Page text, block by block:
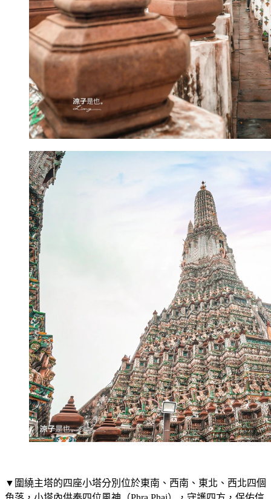
▼圍繞主塔的四座小塔分別位於東南、西南、東北、西北四個